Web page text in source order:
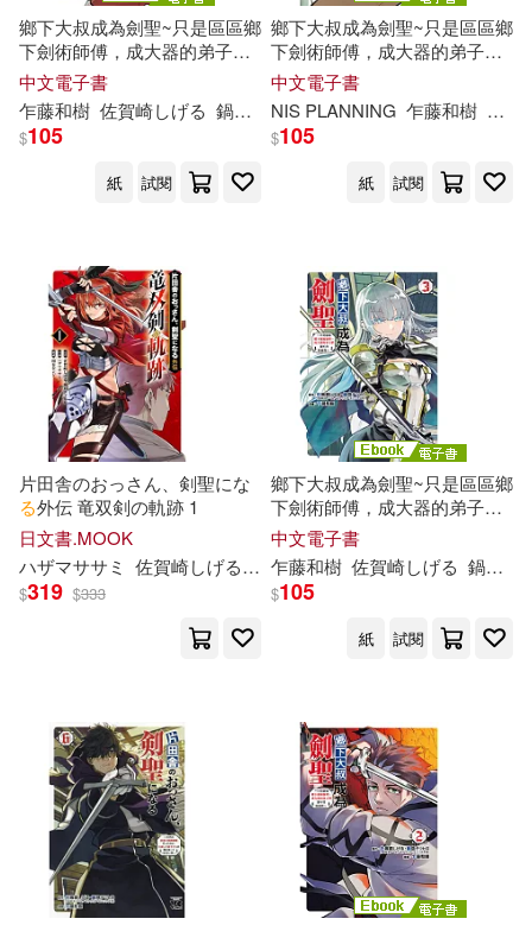
鄉下大叔成為劍聖~只是區區鄉
下劍術師傅，成大器的弟子們
卻不肯放過我~ (1) (電子書)
中文電子書
乍藤和樹 佐賀崎しげる 鍋島テツヒロ 杜信彰
$105
紙 試閱
鄉下大叔成為劍聖~只是區區鄉
下劍術師傅，成大器的弟子們
卻不肯放過我~ (4) (電子書)
中文電子書
NIS PLANNING 乍藤和樹 佐賀
$105
紙 試閱
片田舎のおっさん、剣聖にな
る外伝 竜双剣の軌跡 1
日文書.MOOK
ハザマササミ
佐賀崎しげる 四谷ゼンジ 鍋島テツヒロ
$319 $333
鄉下大叔成為劍聖~只是區區鄉
下劍術師傅，成大器的弟子們
卻不肯放過我~ (3) (電子書)
中文電子書
乍藤和樹 佐賀崎しげる 鍋島テツヒロ
$105
紙 試閱